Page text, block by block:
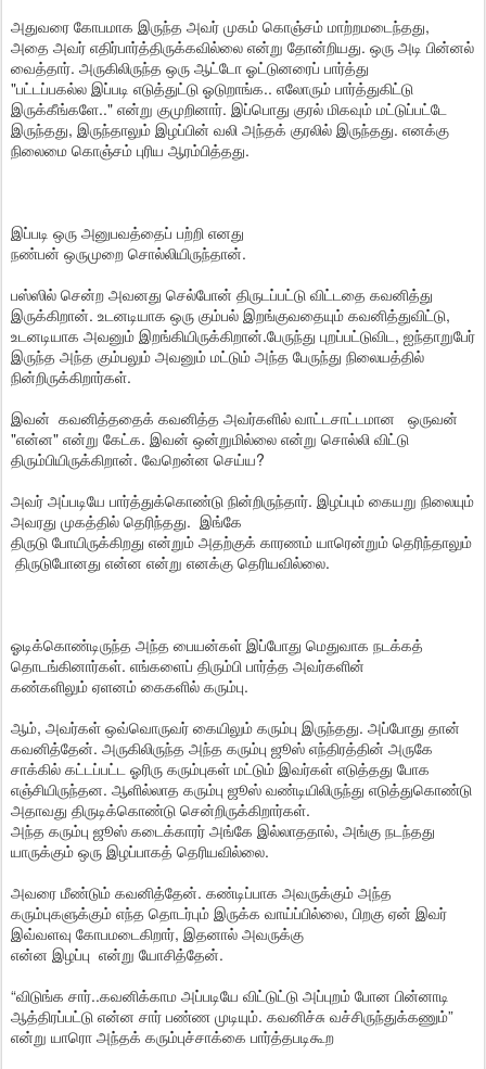
அதுவரை கோபமாக இருந்த அவர் முகம் கொஞ்சம் மாற்றமடைந்தது,
அதை அவர் எதிர்பார்த்திருக்கவில்லை என்று தோன்றியது. ஒரு அடி பின்னல்
வைத்தார். அருகிலிருந்த ஒரு ஆட்டோ ஓட்டுனரைப் பார்த்து
"பட்டப்பகல்ல இப்படி எடுத்துட்டு ஓடுறாங்க.. எலோரும் பார்த்துகிட்டு
இருக்கீங்களே.." என்று குமுறினார். இப்பொது குரல் மிகவும் மட்டுப்பட்டே
இருந்தது, இருந்தாலும் இழப்பின் வலி அந்தக் குரலில் இருந்தது. எனக்கு
நிலைமை கொஞ்சம் புரிய ஆரம்பித்தது.
இப்படி ஒரு அனுபவத்தைப் பற்றி எனது
நண்பன் ஒருமுறை சொல்லியிருந்தான்.
பஸ்ஸில் சென்ற அவனது செல்போன் திருடப்பட்டு விட்டதை கவனித்து
இருக்கிறான். உடனடியாக ஒரு கும்பல் இறங்குவதையும் கவனித்துவிட்டு,
உடனடியாக அவனும் இறங்கியிருக்கிறான்.பேருந்து புறப்பட்டுவிட, ஐந்தாறுபேர்
இருந்த அந்த கும்பலும் அவனும் மட்டும் அந்த பேருந்து நிலையத்தில்
நின்றிருக்கிறார்கள்.
இவன் கவனித்ததைக் கவனித்த அவர்களில் வாட்டசாட்டமான ஒருவன்
"என்ன" என்று கேட்க. இவன் ஒன்றுமில்லை என்று சொல்லி விட்டு
திரும்பியிருக்கிறான். வேறென்ன செய்ய?
அவர் அப்படியே பார்த்துக்கொண்டு நின்றிருந்தார். இழப்பும் கையறு நிலையும்
அவரது முகத்தில் தெரிந்தது. இங்கே
திருடு போயிருக்கிறது என்றும் அதற்குக் காரணம் யாரென்றும் தெரிந்தாலும்
திருடுபோனது என்ன என்று எனக்கு தெரியவில்லை.
ஓடிக்கொண்டிருந்த அந்த பையன்கள் இப்போது மெதுவாக நடக்கத்
தொடங்கினார்கள். எங்களைப் திரும்பி பார்த்த அவர்களின்
கண்களிலும் ஏளனம் கைகளில் கரும்பு.
ஆம், அவர்கள் ஒவ்வொருவர் கையிலும் கரும்பு இருந்தது. அப்போது தான்
கவனித்தேன். அருகிலிருந்த அந்த கரும்பு ஜூஸ் எந்திரத்தின் அருகே
சாக்கில் கட்டப்பட்ட ஓரிரு கரும்புகள் மட்டும் இவர்கள் எடுத்தது போக
எஞ்சியிருந்தன. ஆளில்லாத கரும்பு ஜூஸ் வண்டியிலிருந்து எடுத்துகொண்டு
அதாவது திருடிக்கொண்டு சென்றிருக்கிறார்கள்.
அந்த கரும்பு ஜூஸ் கடைக்காரர் அங்கே இல்லாததால், அங்கு நடந்தது
யாருக்கும் ஒரு இழப்பாகத் தெரியவில்லை.
அவரை மீண்டும் கவனித்தேன். கண்டிப்பாக அவருக்கும் அந்த
கரும்புகளுக்கும் எந்த தொடர்பும் இருக்க வாய்ப்பில்லை, பிறகு ஏன் இவர்
இவ்வளவு கோபமடைகிறார், இதனால் அவருக்கு
என்ன இழப்பு என்று யோசித்தேன்.
“விடுங்க சார்..கவனிக்காம அப்படியே விட்டுட்டு அப்புறம் போன பின்னாடி
ஆத்திரப்பட்டு என்ன சார் பண்ண முடியும். கவனிச்சு வச்சிருந்துக்கணும்”
என்று யாரொ அந்தக் கரும்புச்சாக்கை பார்த்தபடிகூற